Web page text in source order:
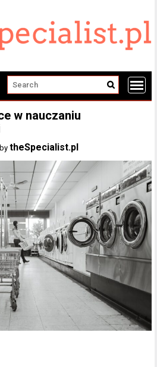
w nauczaniu
bytheSpecialist.pl